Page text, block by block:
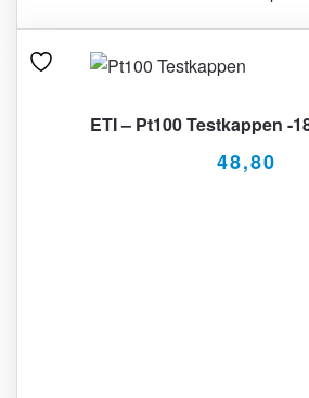
ETI – Pt100 Testkappen -
48,80